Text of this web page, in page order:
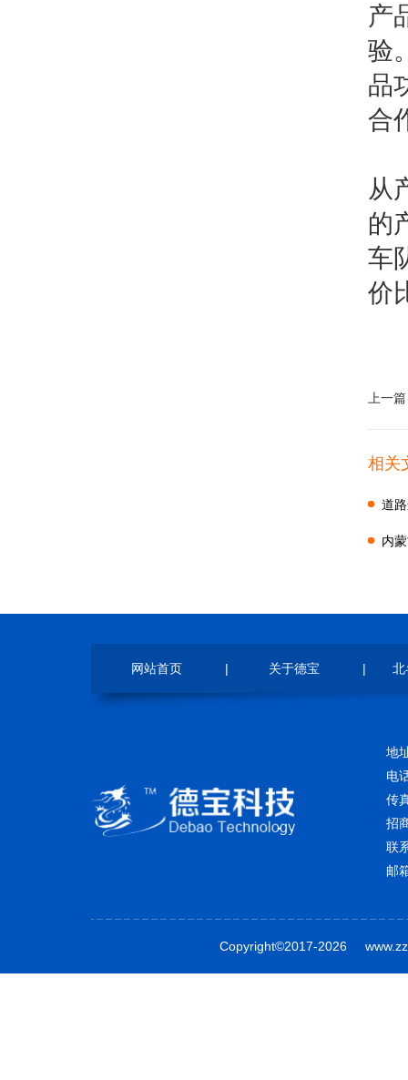
产
验
品
合
从
的
车
价
上一
相关
道
内
网站首页 | 关于德宝 | 北
地
电
传
招
联
邮
Copyright©2017-2026